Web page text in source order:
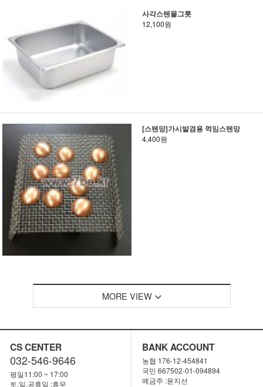
사각스텐물그릇
12,100원
[스텐망]가시발겸용 꺽임스텐망
4,400원
MORE VIEW
CS CENTER
032-546-9646
평일11:00 ~ 17:00
토,일,공휴일 :휴무
BANK ACCOUNT
농협 176-12-454841
국민 667502-01-094894
예금주 :윤지선